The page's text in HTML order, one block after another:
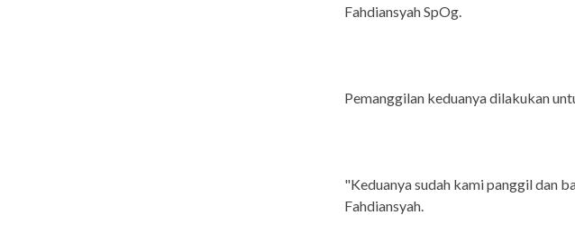
Fahdiansyah SpOg.
Pemanggilan keduanya dilakukan
"Keduanya sudah kami panggil dan
Fahdiansyah.